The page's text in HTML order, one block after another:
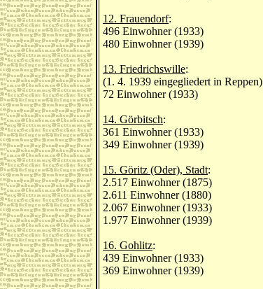
12. Frauendorf:
496 Einwohner (1933)
480 Einwohner (1939)
13. Friedrichswille:
(1. 4. 1939 eingegliedert in Reppen)
72 Einwohner (1933)
14. Görbitsch:
361 Einwohner (1933)
349 Einwohner (1939)
15. Göritz (Oder), Stadt:
2.517 Einwohner (1875)
2.611 Einwohner (1880)
2.067 Einwohner (1933)
1.977 Einwohner (1939)
16. Gohlitz:
439 Einwohner (1933)
369 Einwohner (1939)